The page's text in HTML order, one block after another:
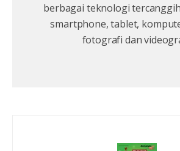
berbagai teknologi
smartphone, tablet,
fotografi dan